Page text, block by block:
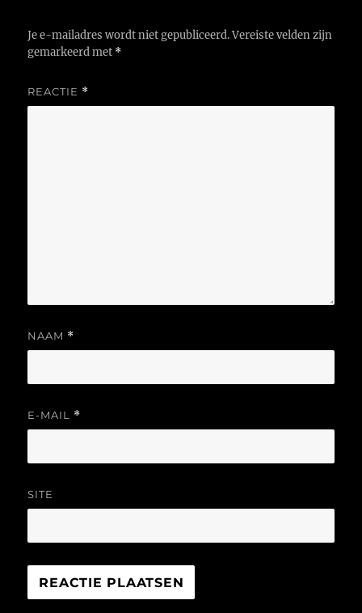
Je e-mailadres wordt niet gepubliceerd. Vereiste velden zijn
gemarkeerd met *
REACTIE *
NAAM *
E-MAIL *
SITE